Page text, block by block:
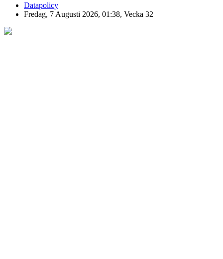
Datapolicy
Fredag, 7 Augusti 2026, 01:38, Vecka 32